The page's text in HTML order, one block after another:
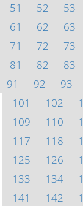
51
52 53
61
62 63
71
72 73
81
82 83
91
92 93
101
102
109
110
117
118
125
126
133
134
141
142